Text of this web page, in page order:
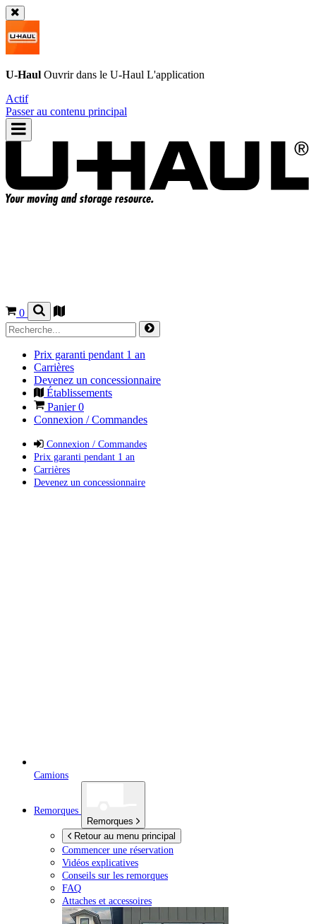
U-Haul Ouvrir dans le U-Haul L'application
Actif
Passer au contenu principal
0
Prix garanti pendant 1 an
Carrières
Devenez un concessionnaire
Établissements
Panier0
Connexion / Commandes
Connexion / Commandes
Prix garanti pendant 1 an
Carrières
Devenez un concessionnaire
Camions
Remorques
Remorques
Retour au menu principal
Commencer une réservation
Vidéos explicatives
Conseils sur les remorques
FAQ
Attaches et accessoires